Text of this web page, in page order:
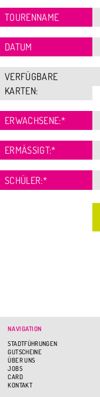
TOURENNAME
DATUM
VERFÜGBARE
KARTEN:
ERWACHSENE:*
ERMÄSSIGT:*
SCHÜLER:*
NAVIGATION
STADTFÜHRUNGEN
GUTSCHEINE
ÜBER UNS
JOBS
CARD
KONTAKT